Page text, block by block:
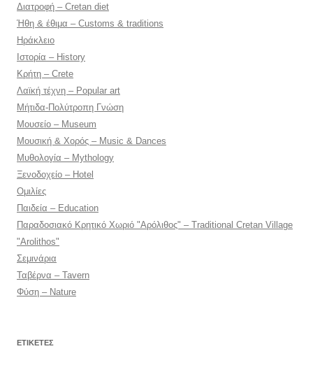
Διατροφή – Cretan diet
Ήθη & έθιμα – Customs & traditions
Ηράκλειο
Ιστορία – History
Κρήτη – Crete
Λαϊκή τέχνη – Popular art
Μήτιδα-Πολύτροπη Γνώση
Μουσείο – Museum
Μουσική & Χορός – Music & Dances
Μυθολογία – Mythology
Ξενοδοχείο – Hotel
Ομιλίες
Παιδεία – Education
Παραδοσιακό Κρητικό Χωριό "Αρόλιθος" – Traditional Cretan Village
"Arolithos"
Σεμινάρια
Ταβέρνα – Tavern
Φύση – Nature
ΕΤΙΚΈΤΕΣ